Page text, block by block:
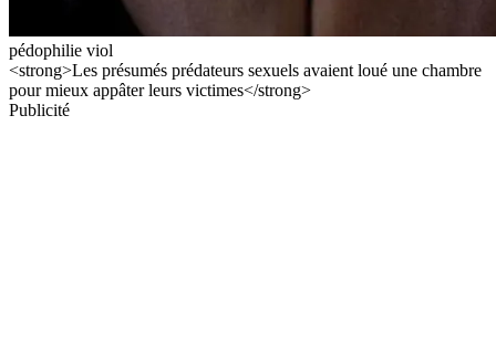
pédophilie viol
<strong>Les présumés prédateurs sexuels avaient loué une chambre
pour mieux appâter leurs victimes</strong>
Publicité